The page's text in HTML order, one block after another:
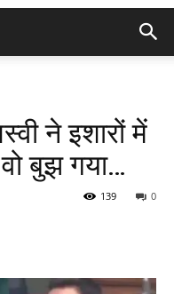
ने इशारों में
बुझ गया…
0
139